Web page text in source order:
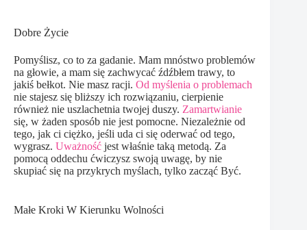
Dobre Życie
Pomyślisz, co to za gadanie. Mam mnóstwo problemów
na głowie, a mam się zachwycać źdźbłem trawy, to
jakiś bełkot. Nie masz racji. Od myślenia o problemach
nie stajesz się bliższy ich rozwiązaniu, cierpienie
również nie uszlachetnia twojej duszy. Zamartwianie
się, w żaden sposób nie jest pomocne. Niezależnie od
tego, jak ci ciężko, jeśli uda ci się oderwać od tego,
wygrasz. Uważność jest właśnie taką metodą. Za
pomocą oddechu ćwiczysz swoją uwagę, by nie
skupiać się na przykrych myślach, tylko zacząć Być.
Małe Kroki W Kierunku Wolności